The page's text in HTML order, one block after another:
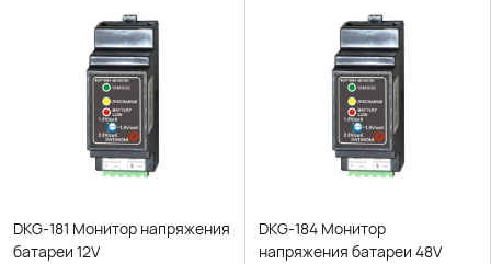
DKG-181 Монитор напряжения
батареи 12V
DKG-184 Монитор
напряжения батареи 48V